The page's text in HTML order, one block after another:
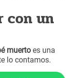
con un
muerto es una
lo contamos.